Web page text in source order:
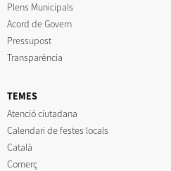
Plens Municipals
Acord de Govern
Pressupost
Transparència
TEMES
Atenció ciutadana
Calendari de festes locals
Català
Comerç